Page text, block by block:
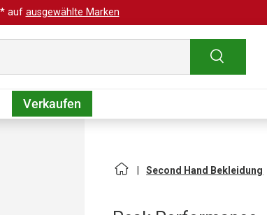
auf ausgewählte Marken
Suchen
Verkaufen
Second Hand Bekleidung